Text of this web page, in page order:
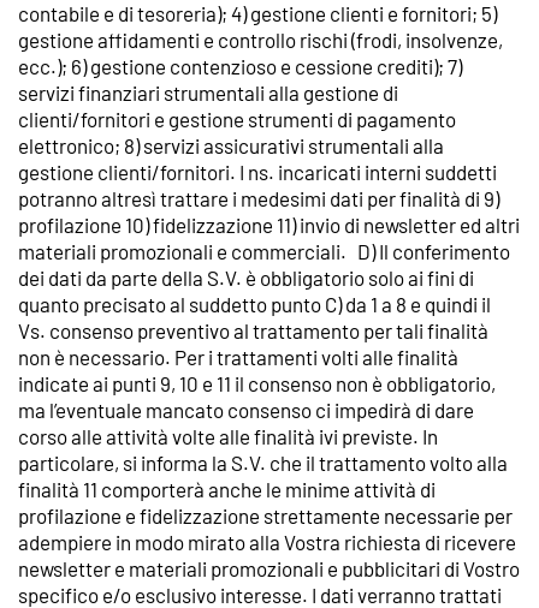
contabile e di tesoreria); 4) gestione clienti e fornitori; 5)
gestione affidamenti e controllo rischi (frodi, insolvenze,
ecc.); 6) gestione contenzioso e cessione crediti); 7)
servizi finanziari strumentali alla gestione di
clienti/fornitori e gestione strumenti di pagamento
elettronico; 8) servizi assicurativi strumentali alla
gestione clienti/fornitori. I ns. incaricati interni suddetti
potranno altresì trattare i medesimi dati per finalità di 9)
profilazione 10) fidelizzazione 11) invio di newsletter ed altri
materiali promozionali e commerciali. D) Il conferimento
dei dati da parte della S.V. è obbligatorio solo ai fini di
quanto precisato al suddetto punto C) da 1 a 8 e quindi il
Vs. consenso preventivo al trattamento per tali finalità
non è necessario. Per i trattamenti volti alle finalità
indicate ai punti 9, 10 e 11 il consenso non è obbligatorio,
ma l’eventuale mancato consenso ci impedirà di dare
corso alle attività volte alle finalità ivi previste. In
particolare, si informa la S.V. che il trattamento volto alla
finalità 11 comporterà anche le minime attività di
profilazione e fidelizzazione strettamente necessarie per
adempiere in modo mirato alla Vostra richiesta di ricevere
newsletter e materiali promozionali e pubblicitari di Vostro
specifico e/o esclusivo interesse. I dati verranno trattati